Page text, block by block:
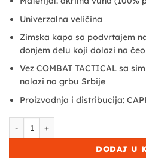
Univerzalna veličina
Zimska kapa sa podvrtajem
donjem delu koji dolazi na
Vez COMBAT TACTICAL sa
nalazi na grbu Srbije
Proizvodnja i distribucija:
DODAJ U